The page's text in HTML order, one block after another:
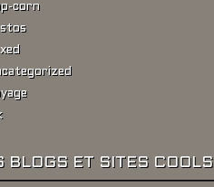
corn
BLOGS ET SITES COOLS